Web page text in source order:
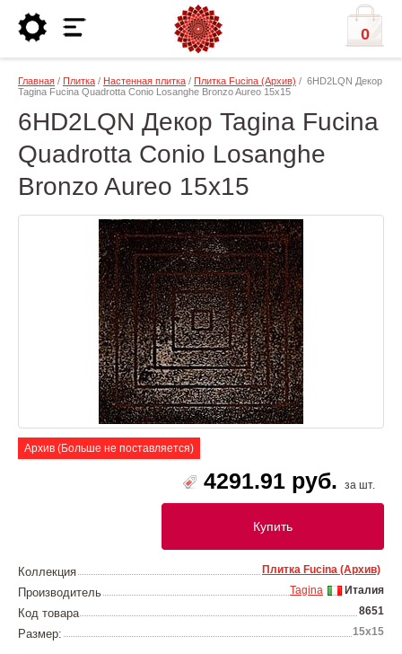
0
Главная / Плитка / Настенная плитка / Плитка Fucina (Архив) / 6HD2LQN Декор
Tagina Fucina Quadrotta Conio Losanghe Bronzo Aureo 15x15
6HD2LQN Декор Tagina Fucina
Quadrotta Conio Losanghe
Bronzo Aureo 15x15
Архив (Больше не поставляется)
4291.91 руб. за шт.
Купить
Коллекция Плитка Fucina (Архив)
Производитель Италия
Tagina
Код товара 8651
Размер: 15x15